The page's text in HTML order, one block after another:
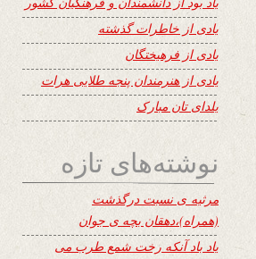
یادی از خاطرات گذشته
یادی از فرهیختگان
یادی از هنرمندان پنجه طلایی هرات
یلدای تان مبارک
نوشته‌های تازه
مرثیه ی نسبت درگذشت
(همراه)،دهقان بچه ی جوان
یاد باد آنکه رخت شمع طرب می